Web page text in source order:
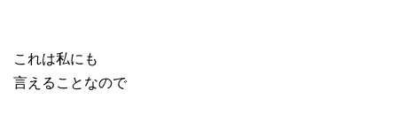
これは私にも
言えることなので